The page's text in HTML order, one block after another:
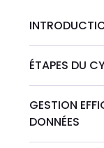
ÉTAPES DU
GESTION
DONNÉES